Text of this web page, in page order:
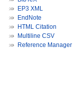
EP3 XML
EndNote
HTML Citation
Multiline CSV
Reference Manager